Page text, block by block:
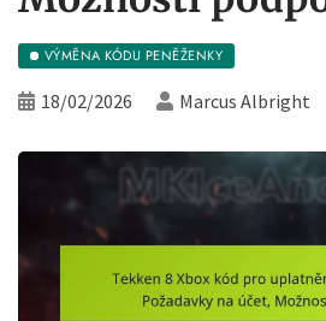
VÝMĚNA KÓDU PENĚŽENKY
18/02/2026 Marcus Albright